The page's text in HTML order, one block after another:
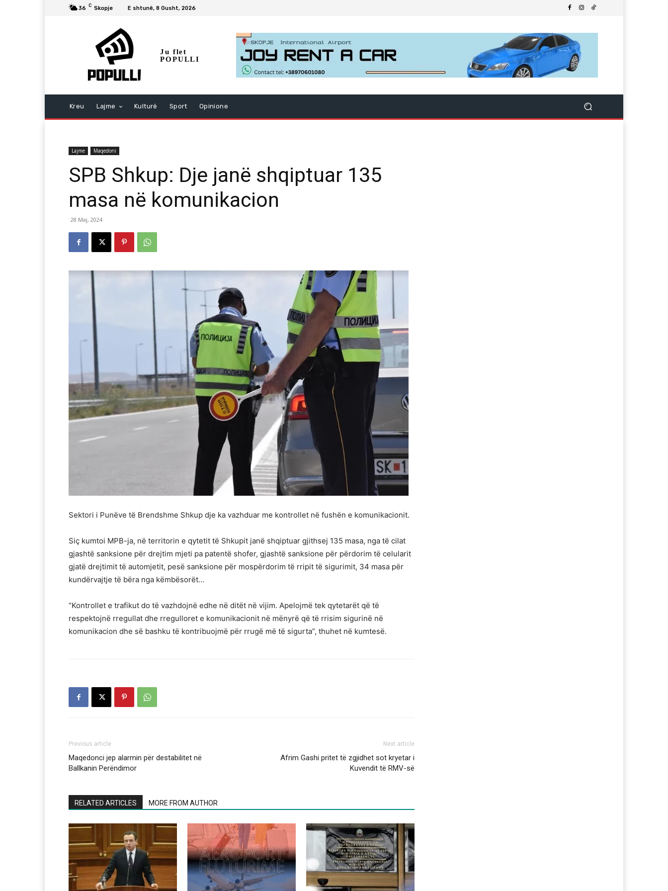
36 C Skopje E shtunë, 8 Gusht, 2026
Ju flet
POPULLI
Kreu Lajme Kulturë Sport Opinione
Lajme Maqedoni
SPB Shkup: Dje janë shqiptuar 135
masa në komunikacion
28 Maj, 2024
Sektori i Punëve të Brendshme Shkup dje ka vazhduar me kontrollet në fushën e komunikacionit.
Siç kumtoi MPB-ja, në territorin e qytetit të Shkupit janë shqiptuar gjithsej 135 masa, nga të cilat
gjashtë sanksione për drejtim mjeti pa patentë shofer, gjashtë sanksione për përdorim të celularit
gjatë drejtimit të automjetit, pesë sanksione për mospërdorim të rripit të sigurimit, 34 masa për
kundërvajtje të bëra nga këmbësorët…
“Kontrollet e trafikut do të vazhdojnë edhe në ditët në vijim. Apelojmë tek qytetarët që të
respektojnë rregullat dhe rregulloret e komunikacionit në mënyrë që të rrisim sigurinë në
komunikacion dhe së bashku të kontribuojmë për rrugë më të sigurta”, thuhet në kumtesë.
Previous article
Maqedonci jep alarmin për destabilitet në
Ballkanin Perëndimor
Next article
Afrim Gashi pritet të zgjidhet sot kryetar i
Kuvendit të RMV-së
RELATED ARTICLES MORE FROM AUTHOR